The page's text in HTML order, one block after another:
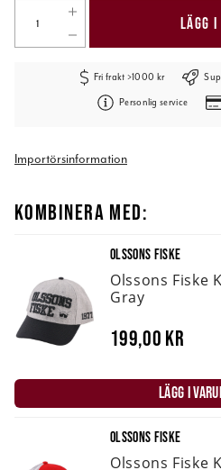
LÄGG I
Fri frakt >1000 kr
Personlig service
Importörsinformation
KOMBINERA MED:
OLSSONS FISKE
Olssons Fiske
Gray
199,00 kr
LÄGG I
OLSSONS FISKE
Olssons Fiske